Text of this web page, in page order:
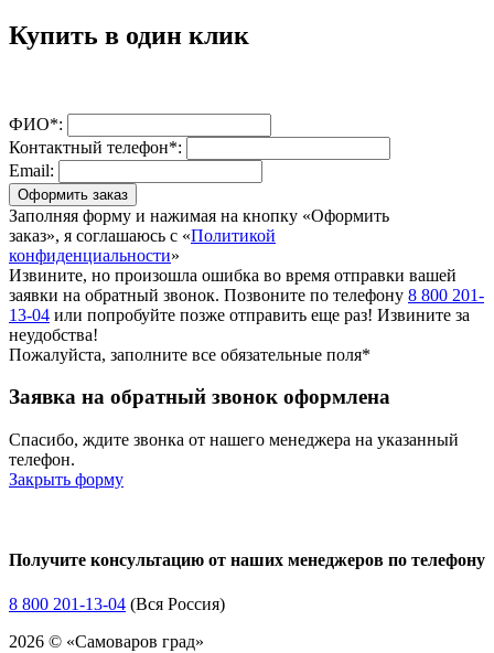
Купить в один клик
ФИО*:
Контактный телефон*:
Email:
Оформить заказ
Заполняя форму и нажимая на кнопку «Оформить
заказ», я соглашаюсь с «Политикой
конфиденциальности»
Извините, но произошла ошибка во время отправки вашей
заявки на обратный звонок. Позвоните по телефону 8 800 201-
13-04 или попробуйте позже отправить еще раз! Извините за
неудобства!
Пожалуйста, заполните все обязательные поля*
Заявка на обратный звонок оформлена
Спасибо, ждите звонка от нашего менеджера на указанный
телефон.
Закрыть форму
Получите консультацию от наших менеджеров по телефону
8 800 201-13-04 (Вся Россия)
2026 © «Самоваров град»